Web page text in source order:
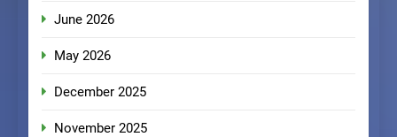
June 2026
May 2026
December 2025
November 2025